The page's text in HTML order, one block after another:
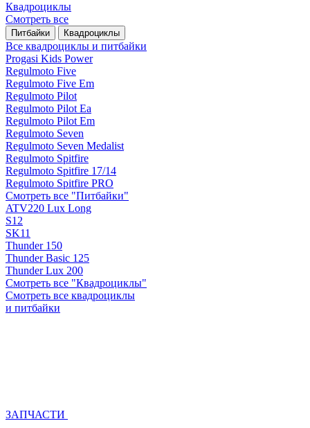
Квадроциклы
Смотреть все
Питбайки Квадроциклы
Все квадроциклы и питбайки
Progasi Kids Power
Regulmoto Five
Regulmoto Five Em
Regulmoto Pilot
Regulmoto Pilot Ea
Regulmoto Pilot Em
Regulmoto Seven
Regulmoto Seven Medalist
Regulmoto Spitfire
Regulmoto Spitfire 17/14
Regulmoto Spitfire PRO
Смотреть все "Питбайки"
ATV220 Lux Long
S12
SK11
Thunder 150
Thunder Basic 125
Thunder Lux 200
Смотреть все "Квадроциклы"
Смотреть все квадроциклы
и питбайки
ЗАПЧАСТИ